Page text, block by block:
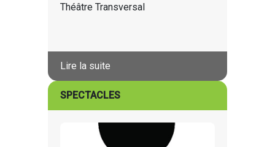
Théâtre Transversal
Lire la suite
SPECTACLES